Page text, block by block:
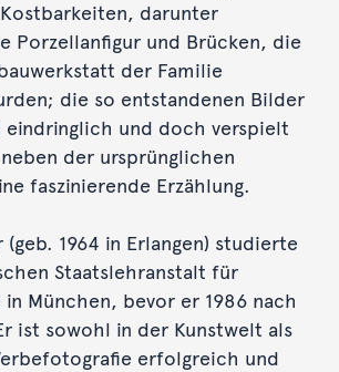
darunter
Porzellanfigur und Brücken, die
der Familie
die so entstandenen Bilder
eindringlich und doch verspielt
der ursprünglichen
faszinierende Erzählung.
(geb. 1964 in Erlangen) studierte
Staatslehranstalt für
München, bevor er 1986 nach
ist sowohl in der Kunstwelt als
erfolgreich und